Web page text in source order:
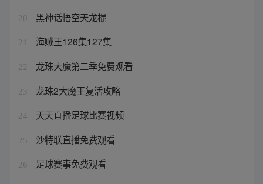
20 黑神话悟空天龙棍
21 海贼王126集127集
22 龙珠大魔第二季免费观看
23 龙珠2大魔王复活攻略
24 天天直播足球比赛视频
25 沙特联直播免费观看
26 足球赛事免费观看